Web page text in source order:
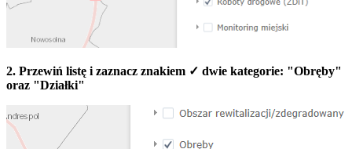
2. Przewiń listę i zaznacz znakiem ✓ dwie kategorie: "Obręby"
oraz "Działki"